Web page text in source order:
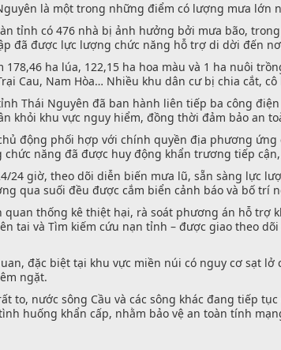
là một trong những điểm có lượng mưa lớn
tỉnh có 476 nhà bị ảnh hưởng bởi mưa bão,
đã được lực lượng chức năng hỗ trợ di dời đến
ha lúa, 122,15 ha hoa màu và 1 ha nuôi
Cau, Nam Hòa… Nhiều khu dân cư bị chia cắt, cô
Thái Nguyên đã ban hành liên tiếp ba công
khỏi khu vực nguy hiểm, đồng thời đảm bảo an
động phối hợp với chính quyền địa phương
năng đã được huy động khẩn trương tiếp
24 giờ, theo dõi diễn biến mưa lũ, sẵn sàng lực
qua suối đều được cắm biển cảnh báo và bố trí
thống kê thiệt hại, rà soát phương án hỗ trợ
tai và Tìm kiếm cứu nạn tỉnh – được giao theo
đặc biệt tại khu vực miền núi có nguy cơ sạt
ngặt.
to, nước sông Cầu và các sông khác đang tiếp
huống khẩn cấp, nhằm bảo vệ an toàn tính